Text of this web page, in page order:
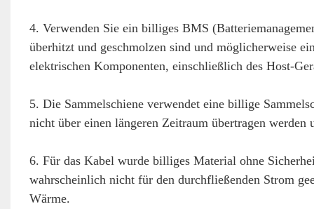
4. Verwenden Sie ein billiges BMS
überhitzt und geschmolzen sind und möglicherweise
elektrischen Komponenten, einschließlich des Host-
5. Die Sammelschiene verwendet eine billige
nicht über einen längeren Zeitraum übertragen
6. Für das Kabel wurde billiges Material ohne
wahrscheinlich nicht für den durchfließenden Strom
Wärme.